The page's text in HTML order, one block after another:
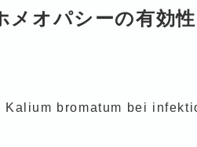
メオパシーの有効
Kalium bromatum bei